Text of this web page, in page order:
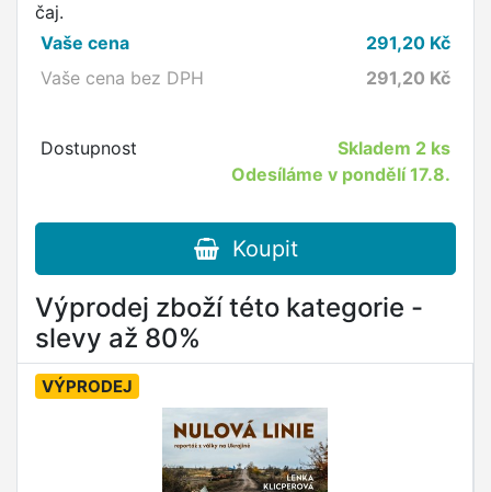
čaj.
Vaše cena
291,20 Kč
Vaše cena bez DPH
291,20 Kč
Dostupnost Skladem 2 ks
Odesíláme v pondělí 17.8.
Koupit
Výprodej zboží této kategorie -
slevy až 80%
VÝPRODEJ